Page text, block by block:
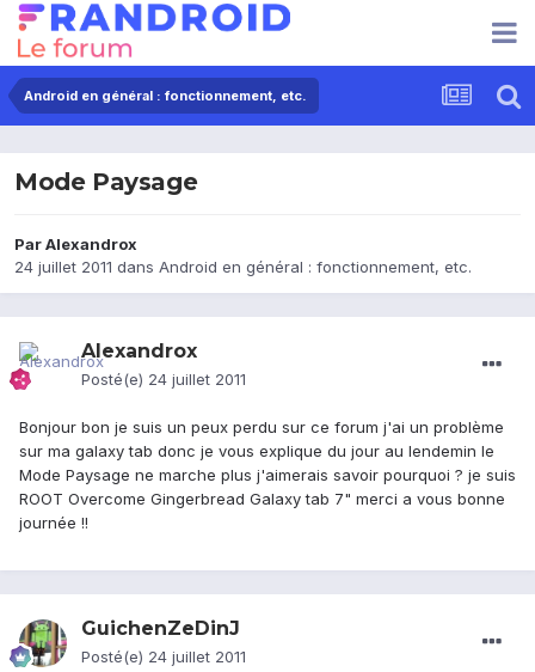
Android en général : fonctionnement, etc.
Mode Paysage
ParAlexandrox
24 juillet 2011 dans Android en général : fonctionnement, etc.
Alexandrox
Posté(e) 24 juillet 2011
Bonjour bon je suis un peux perdu sur ce forum j'ai un problème
sur ma galaxy tab donc je vous explique du jour au lendemin le
Mode Paysage ne marche plus j'aimerais savoir pourquoi ? je suis
ROOT Overcome Gingerbread Galaxy tab 7" merci a vous bonne
journée !!
GuichenZeDinJ
Posté(e) 24 juillet 2011